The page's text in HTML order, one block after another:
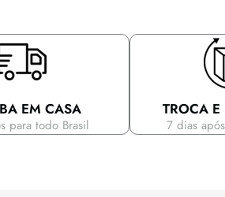
EM CASA
para todo Brasil
TROCA
7 dias